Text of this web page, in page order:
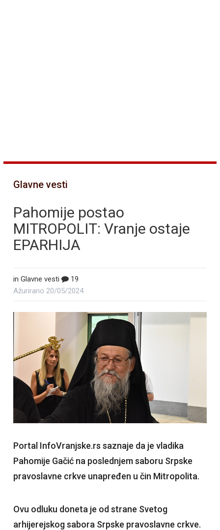
Glavne vesti
Pahomije postao
MITROPOLIT: Vranje ostaje
EPARHIJA
in Glavne vesti
19
Ažurirano 20/05/2024
Portal InfoVranjske.rs saznaje da je vladika
Pahomije Gačić na poslednjem saboru Srpske
pravoslavne crkve unapređen u čin Mitropolita.
Ovu odluku doneta je od strane Svetog
arhijerejskog sabora Srpske pravoslavne crkve.